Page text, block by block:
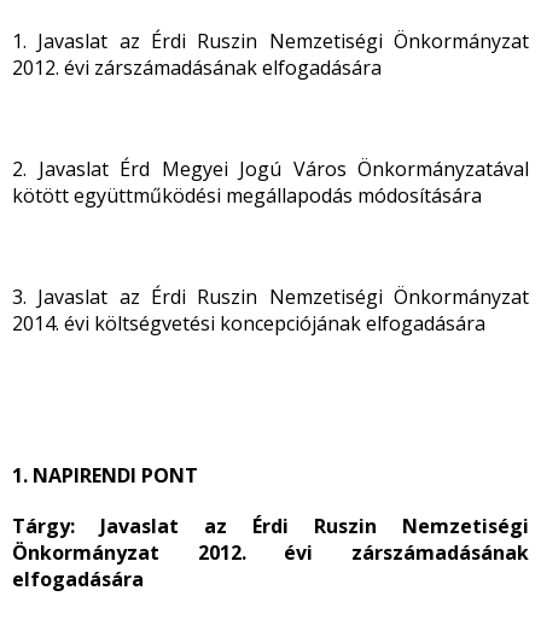
1. Javaslat az Érdi Ruszin Nemzetiségi Önkormányzat
2012. évi zárszámadásának elfogadására
2. Javaslat Érd Megyei Jogú Város Önkormányzatával
kötött együttműködési megállapodás módosítására
3. Javaslat az Érdi Ruszin Nemzetiségi Önkormányzat
2014. évi költségvetési koncepciójának elfogadására
1. NAPIRENDI PONT
Tárgy: Javaslat az Érdi Ruszin Nemzetiségi
Önkormányzat 2012. évi zárszámadásának
elfogadására